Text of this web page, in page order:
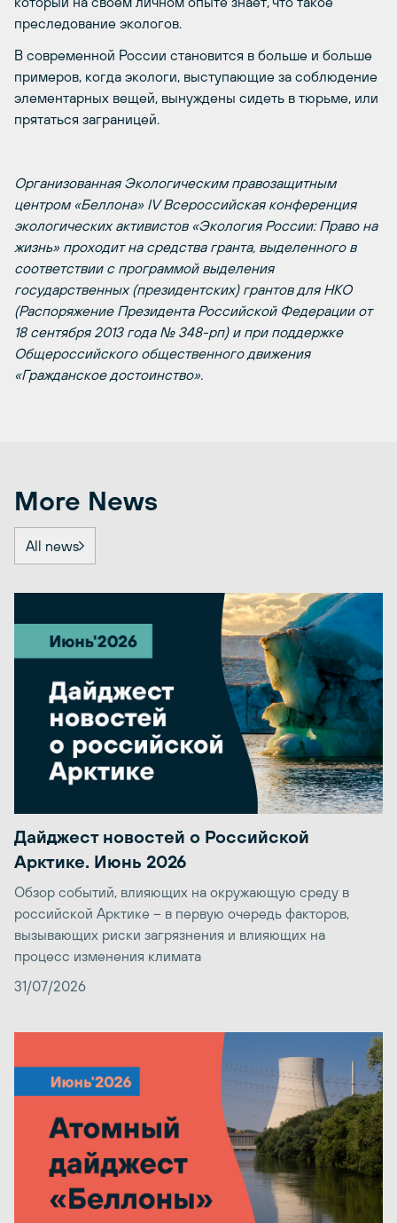
преследование экологов.
В современной России становится в больше и больше
примеров, когда экологи, выступающие за соблюдение
элементарных вещей, вынуждены сидеть в тюрьме, или
прятаться заграницей.
Организованная Экологическим правозащитным
центром «Беллона» IVВсероссийская конференция
экологических активистов «Экология России: Право на
жизнь» проходит на средства гранта, выделенного в
соответствии с программой выделения
государственных (президентских) грантов для НКО
(Распоряжение Президента Российской Федерации от
18 сентября 2013 года № 348-рп) и при поддержке
Общероссийского общественного движения
«Гражданское достоинство».
More News
All news
Дайджест новостей о Российской
Арктике. Июнь 2026
Обзор событий, влияющих на окружающую среду в
российской Арктике – в первую очередь факторов,
вызывающих риски загрязнения и влияющих на
процесс изменения климата
31/07/2026